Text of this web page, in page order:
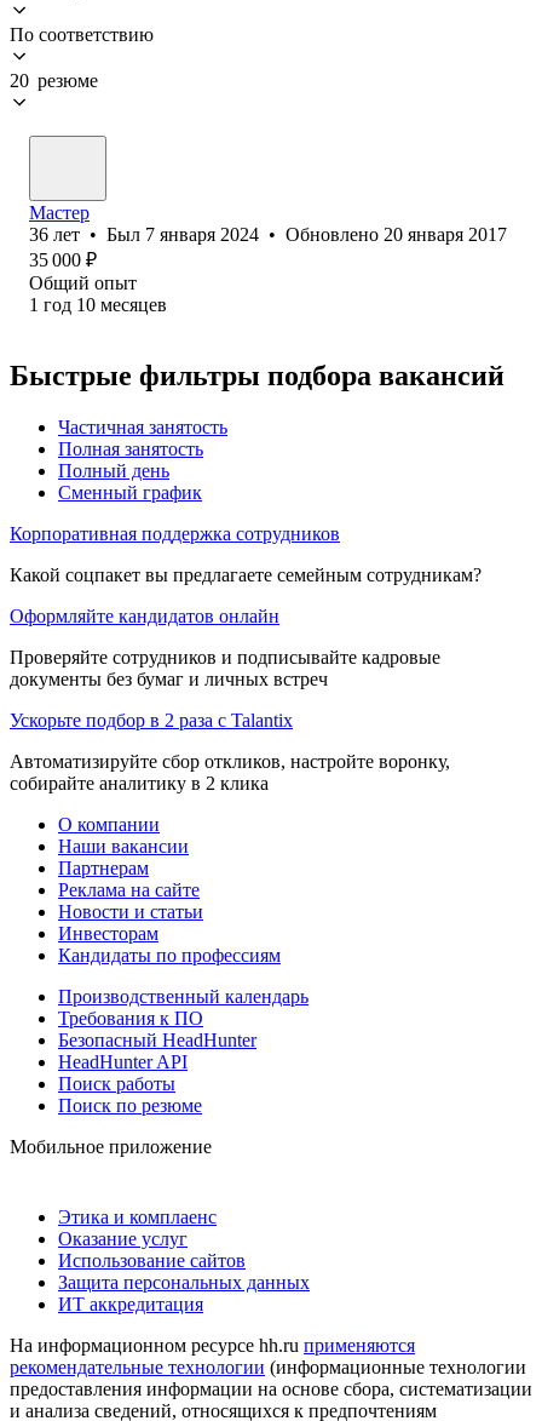
По соответствию
20 резюме
Мастер
36 лет • Был 7 января 2024 • Обновлено 20 января 2017
35 000 ₽
Общий опыт
1 год 10 месяцев
Быстрые фильтры подбора вакансий
Частичная занятость
Полная занятость
Полный день
Сменный график
Корпоративная поддержка сотрудников
Какой соцпакет вы предлагаете семейным сотрудникам?
Оформляйте кандидатов онлайн
Проверяйте сотрудников и подписывайте кадровые
документы без бумаг и личных встреч
Ускорьте подбор в 2 раза с Talantix
Автоматизируйте сбор откликов, настройте воронку,
собирайте аналитику в 2 клика
О компании
Наши вакансии
Партнерам
Реклама на сайте
Новости и статьи
Инвесторам
Кандидаты по профессиям
Производственный календарь
Требования к ПО
Безопасный HeadHunter
HeadHunter API
Поиск работы
Поиск по резюме
Мобильное приложение
Этика и комплаенс
Оказание услуг
Использование сайтов
Защита персональных данных
ИТ аккредитация
На информационном ресурсе hh.ru применяются
рекомендательные технологии (информационные технологии
предоставления информации на основе сбора, систематизации
и анализа сведений, относящихся к предпочтениям